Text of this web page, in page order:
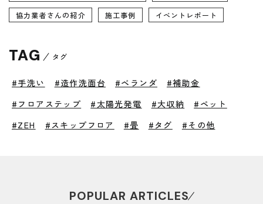
協力業者さんの紹介 施工事例 イベントレポート
TAG タグ
#手洗い #造作洗面台 #ベランダ
#補助金
#フロアステップ
#太陽光発電 #大収納
#ペット
#ZEH
#スキップフロア #畳 #タグ #その他
POPULAR ARTICLES